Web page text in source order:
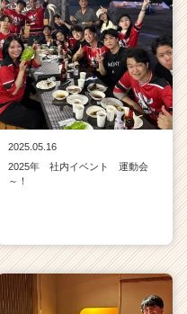
2025.05.16
2025年 社内イベント 運動会
～！